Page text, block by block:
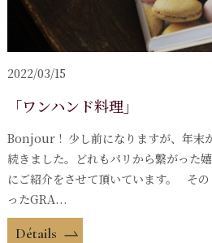
2022/03/15
「ワンハンド料理」
Bonjour ! 少し前になりますが、年末
続きました。どれもパリから繋がった
にご紹介をさせて頂いています。
ったGRA...
Détails